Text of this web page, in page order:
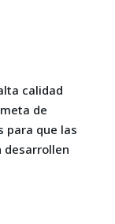
calidad
de
para que las
desarrollen